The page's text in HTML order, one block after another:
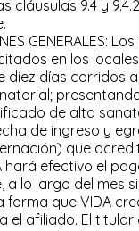
cláusulas 9.4 y 9.4.2
GENERALES:
en los
diez días corridos
de alta
de ingreso y
que
hará efectivo el
a lo largo del mes
forma que VIDA
el afiliado. El titular